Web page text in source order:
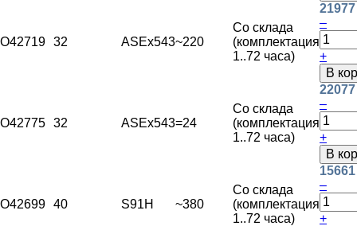
O42719 32 ASEx543~220
Со склада
(комплектация
1..72 часа)
–
+
В
O42775 32 ASEx543=24
Со склада
(комплектация
1..72 часа)
–
+
В
O42699 40 S91H ~380
Со склада
(комплектация
1..72 часа)
–
+